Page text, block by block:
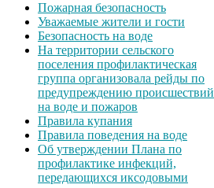
Пожарная безопасность
Уважаемые жители и гости
Безопасность на воде
На территории сельского
поселения профилактическая
группа организовала рейды по
предупреждению происшествий
на воде и пожаров
Правила купания
Правила поведения на воде
Об утверждении Плана по
профилактике инфекций,
передающихся иксодовыми